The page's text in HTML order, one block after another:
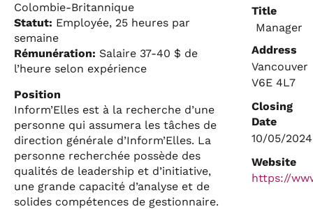
Colombie-Britannique
Statut: Employée, 25 heures par
semaine
Rémunération: Salaire 37-40 $ de
l’heure selon expérience
Position
Inform’Elles est à la recherche d’une
personne qui assumera les tâches de
direction générale d’Inform’Elles. La
personne recherchée possède des
qualités de leadership et d’initiative,
une grande capacité d’analyse et de
solides compétences de gestionnaire.
Title
Manager
Address
Vancouver
V6E 4L7
Closing
Date
10/05/2024
Website
https://